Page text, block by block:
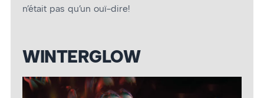
n’était pas qu’un ouï-dire!
WINTERGLOW